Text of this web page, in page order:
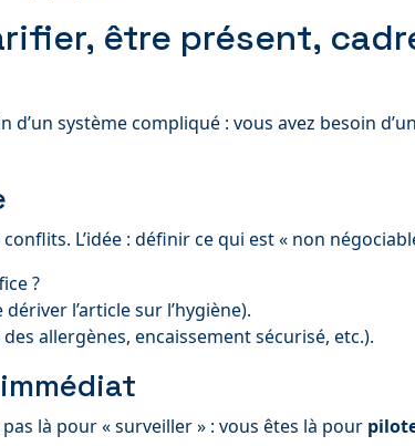
être présent,
système compliqué : vous avez besoin
L’idée : définir ce qui est « non
?
l’article sur l’hygiène).
allergènes, encaissement sécurisé, etc.).
pas là pour « surveiller » : vous êtes là pour